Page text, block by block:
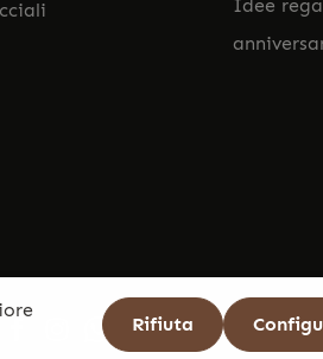
Idee
Rifiuta